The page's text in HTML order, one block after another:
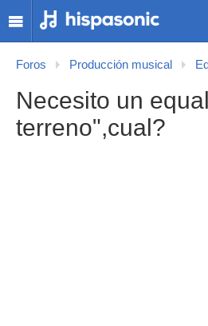
Foros Producción musical
Necesito un
terreno",cual?